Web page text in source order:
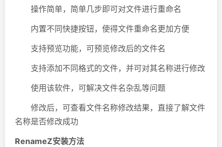
操作简单，简单几步即可对文件进行重命名
内置不同快捷按钮，使得文件重命名更加方便
支持预览功能，可预览修改后的文件名
支持添加不同格式的文件，并可对其名称进行修改
使用该软件，可解决文件名杂乱等问题
修改后，可查看文件名称修改结果，直接了解文件
名称是否修改成功
RenameZ安装方法